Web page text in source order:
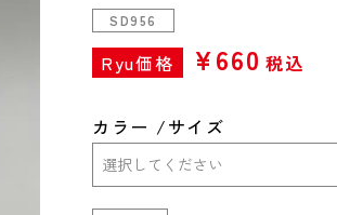
SD956
Ryu価格 ¥660 税込
カラー サイズ